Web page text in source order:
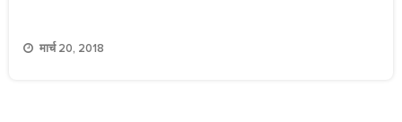
मार्च 20, 2018